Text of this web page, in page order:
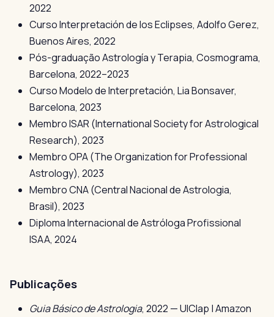
2022
Curso Interpretación de los Eclipses, Adolfo Gerez,
Buenos Aires, 2022
Pós-graduação Astrología y Terapia, Cosmograma,
Barcelona, 2022–2023
Curso Modelo de Interpretación, Lia Bonsaver,
Barcelona, 2023
Membro ISAR (International Society for Astrological
Research), 2023
Membro OPA (The Organization for Professional
Astrology), 2023
Membro CNA (Central Nacional de Astrologia,
Brasil), 2023
Diploma Internacional de Astróloga Profissional
ISAA, 2024
Publicações
Guia Básico de Astrologia, 2022 — UIClap | Amazon